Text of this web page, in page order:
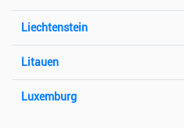
Liechtenstein
Litauen
Luxemburg